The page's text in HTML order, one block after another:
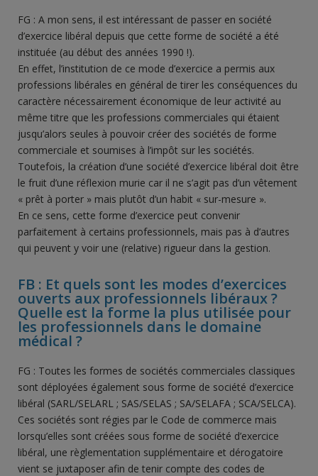
FG : A mon sens, il est intéressant de passer en société
d’exercice libéral depuis que cette forme de société a été
instituée (au début des années 1990 !).
En effet, l’institution de ce mode d’exercice a permis aux
professions libérales en général de tirer les conséquences du
caractère nécessairement économique de leur activité au
même titre que les professions commerciales qui étaient
jusqu’alors seules à pouvoir créer des sociétés de forme
commerciale et soumises à l’impôt sur les sociétés.
Toutefois, la création d’une société d’exercice libéral doit être
le fruit d’une réflexion murie car il ne s’agit pas d’un vêtement
« prêt à porter » mais plutôt d’un habit « sur-mesure ».
En ce sens, cette forme d’exercice peut convenir
parfaitement à certains professionnels, mais pas à d’autres
qui peuvent y voir une (relative) rigueur dans la gestion.
FB : Et quels sont les modes d’exercices
ouverts aux professionnels libéraux ?
Quelle est la forme la plus utilisée pour
les professionnels dans le domaine
médical ?
FG : Toutes les formes de sociétés commerciales classiques
sont déployées également sous forme de société d’exercice
libéral (SARL/SELARL ; SAS/SELAS ; SA/SELAFA ; SCA/SELCA).
Ces sociétés sont régies par le Code de commerce mais
lorsqu’elles sont créées sous forme de société d’exercice
libéral, une règlementation supplémentaire et dérogatoire
vient se juxtaposer afin de tenir compte des codes de